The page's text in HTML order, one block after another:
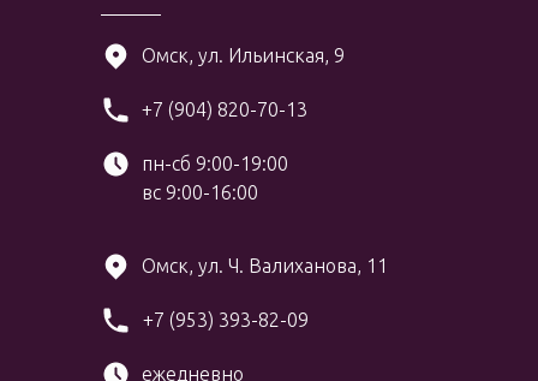
+7 (904) 820-70-13
пн-сб 9:00-19:00
вс 9:00-16:00
Омск, ул. Ильинская, 9
+7 (953) 393-82-09
ежедневно
Омск, ул. Ч. Валиханова, 11